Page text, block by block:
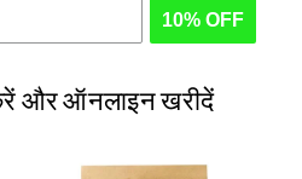
10% OFF
और ऑनलाइन खरीदें